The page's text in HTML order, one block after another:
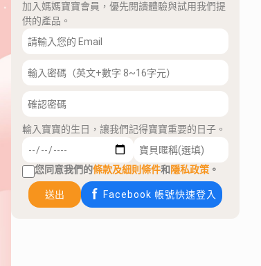
加入媽媽寶寶會員，優先閱讀體驗與試用我們提
供的產品。
輸入寶寶的生日，讓我們記得寶寶重要的日子。
您同意我們的條款及細則條件和隱私政策 。
送出 Facebook 帳號快速登入